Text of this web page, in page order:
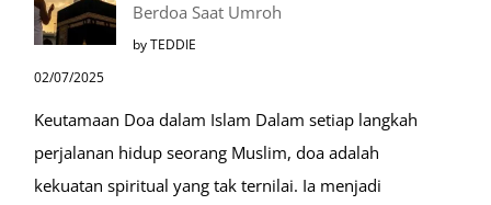
Paket
Umroh
Dengan
Berdoa Saat Umroh
by TEDDIE
02/07/2025
Keutamaan Doa dalam Islam Dalam setiap langkah
perjalanan hidup seorang Muslim, doa adalah
kekuatan spiritual yang tak ternilai. Ia menjadi